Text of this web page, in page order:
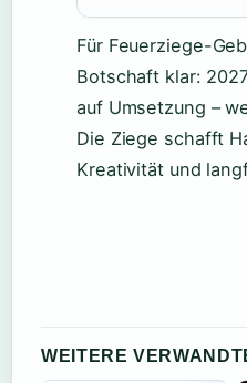
Für Feuerziege-
Botschaft klar:
auf Umsetzung –
Die Ziege schafft
Kreativität und
WEITERE